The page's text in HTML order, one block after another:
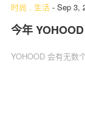
时尚 . 生活 - Sep 3,
今年
YOHOOD 会有无数